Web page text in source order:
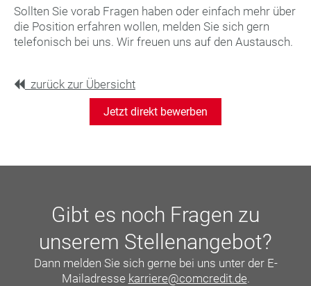
Sollten Sie vorab Fragen haben oder einfach mehr über
die Position erfahren wollen, melden Sie sich gern
telefonisch bei uns. Wir freuen uns auf den Austausch.
zurück zur Übersicht
Jetzt direkt bewerben
Gibt es noch Fragen zu
unserem Stellenangebot?
Dann melden Sie sich gerne bei uns unter der E-
Mailadresse karriere@comcredit.de.